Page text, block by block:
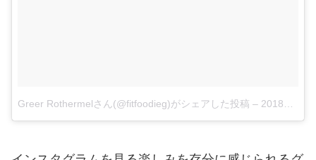
Greer Rothermelさん(@fitfoodieg)がシェアした投稿 – 2018年 2月月8日午前10時55分PST